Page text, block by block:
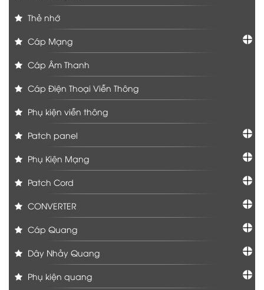
Thẻ nhớ
Cáp Mạng
Cáp Âm Thanh
Cáp Điện Thoại Viễn Thông
Phụ kiện viễn thông
Patch panel
Phụ Kiện Mạng
Patch Cord
CONVERTER
Cáp Quang
Dây Nhảy Quang
Phụ kiện quang